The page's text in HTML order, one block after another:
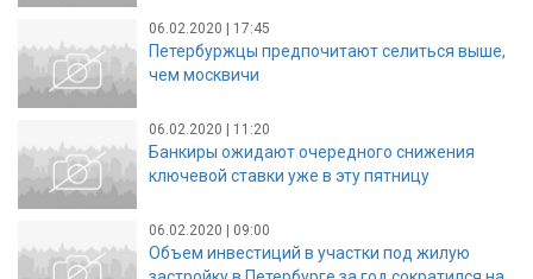
06.02.2020 | 17:45
Петербуржцы предпочитают селиться выше,
чем москвичи
06.02.2020 | 11:20
Банкиры ожидают очередного снижения
ключевой ставки уже в эту пятницу
06.02.2020 | 09:00
Объем инвестиций в участки под жилую